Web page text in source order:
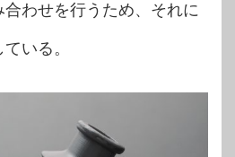
わせを行うため、それに
いる。